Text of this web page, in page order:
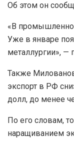
Об этом он
«В
Уже в январе
металлургии», —
Также
экспорт в РФ
долл, до менее
По его словам,
наращиванием